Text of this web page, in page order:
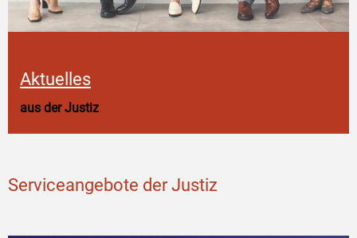
Aktuelles
aus der Justiz
Serviceangebote der Justiz